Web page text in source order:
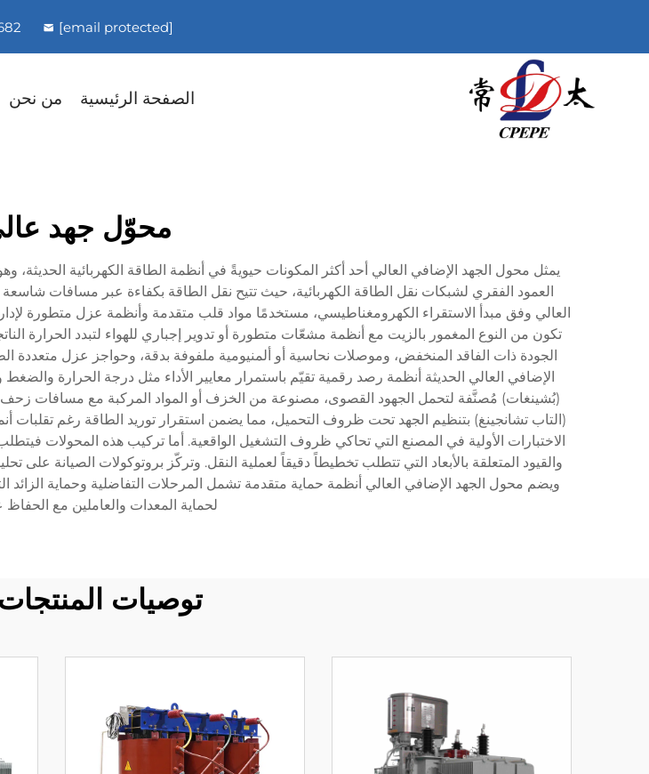
[email protected]
الصفحة الرئيسية من نحن
محوّل جهد
العمود الفقري لشبكات نقل الطاقة الكهربائية، حيث تتيح نقل الطاقة بكفاءة عبر مسافات
العالي وفق مبدأ الاستقراء الكهرومغناطيسي، مستخدمًا مواد قلب متقدمة وأنظمة عزل متطورة
تكون من النوع المغمور بالزيت مع أنظمة مشعّات متطورة أو تدوير إجباري للهواء لتبدد الحرارة
الجودة ذات الفاقد المنخفض، وموصلات نحاسية أو ألمنيومية ملفوفة بدقة، وحواجز عزل متعددة
الإضافي العالي الحديثة أنظمة رصد رقمية تقيّم باستمرار معايير الأداء مثل درجة الحرارة
(بُشينغات) مُصنَّفة لتحمل الجهود القصوى، مصنوعة من الخزف أو المواد المركبة مع مسافات زحف
(التاب تشانجينغ) بتنظيم الجهد تحت ظروف التحميل، مما يضمن استقرار توريد الطاقة رغم
الاختبارات الأولية في المصنع التي تحاكي ظروف التشغيل الواقعية. أما تركيب هذه المحولات
والقيود المتعلقة بالأبعاد التي تتطلب تخطيطاً دقيقاً لعملية النقل. وتركّز بروتوكولات الصيانة على
ويضم محول الجهد الإضافي العالي أنظمة حماية متقدمة تشمل المرحلات التفاضلية وحماية
لحماية المعدات والعاملين مع الحفاظ
توصيات